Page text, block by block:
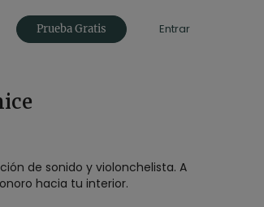
Prueba Gratis Entrar
de sonido y violonchelista. A
hacia tu interior.